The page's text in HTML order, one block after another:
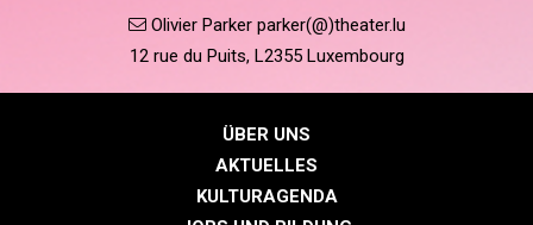
Olivier Parker parker(@)theater.lu
12 rue du Puits, L2355 Luxembourg
ÜBER UNS
AKTUELLES
KULTURAGENDA